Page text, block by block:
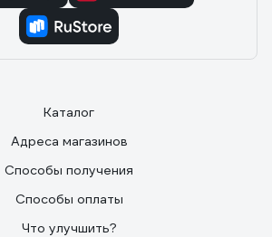
Каталог
Адреса магазинов
Способы получения
Способы оплаты
Что улучшить?